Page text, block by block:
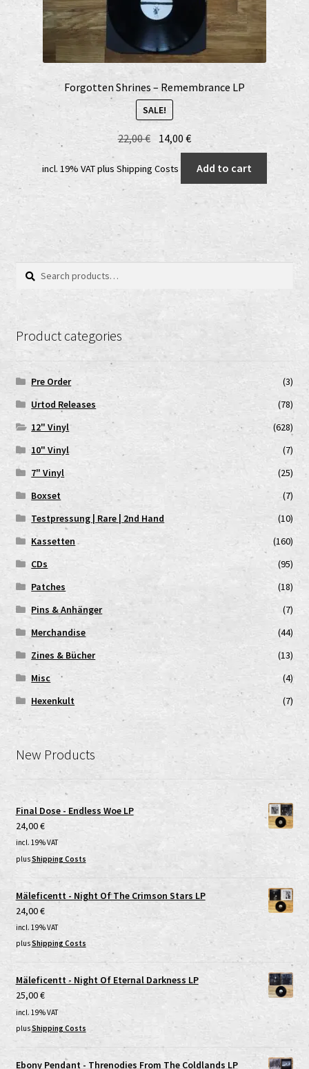
Forgotten Shrines – Remembrance LP
SALE!
22,00€ Original
was:
14,00€Current
price
is:
incl. 19% VATplus Shipping Costs Add to cart
Search
Search
Product categories
Pre Order
(3)
Urtod Releases
(78)
12" Vinyl
(628)
10" Vinyl
(7)
7" Vinyl
(25)
Boxset
(7)
Testpressung | Rare | 2nd Hand
(10)
Kassetten
(160)
CDs
(95)
Patches
(18)
Pins & Anhänger
(7)
Merchandise
(44)
Zines & Bücher
(13)
Misc
(4)
Hexenkult
(7)
New Products
Final Dose - Endless Woe LP
24,00€
incl. 19% VAT
plusShipping Costs
Mäleficentt - Night Of The Crimson Stars LP
24,00€
incl. 19% VAT
plusShipping Costs
Mäleficentt - Night Of Eternal Darkness LP
25,00€
incl. 19% VAT
plusShipping Costs
Ebony Pendant - Threnodies From The Coldlands LP